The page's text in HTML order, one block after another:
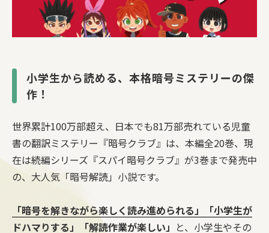
小学生から読める、本格暗号ミステリーの傑
作！
世界累計100万部超え、日本でも81万部売れている児童
書の翻訳ミステリー『暗号クラブ』は、本編全20巻、現
在は続編シリーズ『スパイ暗号クラブ』が3巻まで発売中
の、大人気「暗号解読」小説です。
「暗号を解きながら楽しく読み進められる」「小学生が
ドハマりする」「解読作業が楽しい」 と、小学生やその